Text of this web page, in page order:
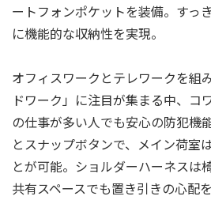
ートフォンポケットを装備。すっ
に機能的な収納性を実現。
オフィスワークとテレワークを組
ドワーク」に注目が集まる中、コ
の仕事が多い人でも安心の防犯機
とスナップボタンで、メイン荷室
とが可能。ショルダーハーネスは
共有スペースでも置き引きの心配